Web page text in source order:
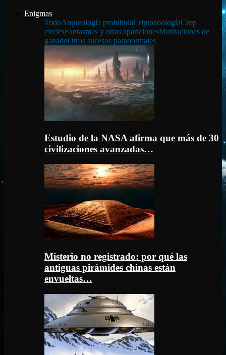
Enigmas
TodoArqueología prohibidaCriptozoologíaCrop
circlesFantasmas y otras aparicionesMutilaciones de
ganadoOtros sucesos paranormales
Estudio de la NASA afirma que más de 30
civilizaciones avanzadas…
Misterio no registrado: por qué las
antiguas pirámides chinas están
envueltas…